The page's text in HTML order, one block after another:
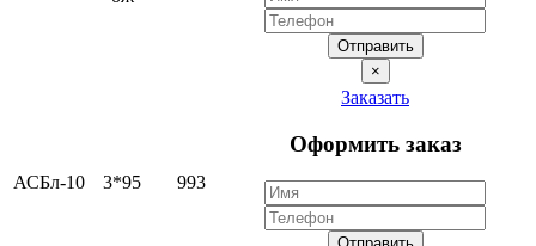
Отправить
×
АСБл-10 3*95 993
Заказать
Оформить заказ